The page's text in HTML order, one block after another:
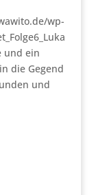
wp-
und ein
die Gegend
und